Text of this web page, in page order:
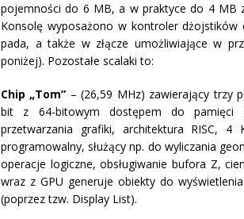
pojemności do 6 MB, a w praktyce do 4 MB
Konsolę wyposażono w kontroler dżojstików
pada, a także w złącze umożliwiające w
poniżej). Pozostałe scalaki to:
Chip „Tom” – (26,59 MHz) zawierający trzy
bit z 64-bitowym dostępem do pamięci
przetwarzania grafiki, architektura RISC,
programowalny, służący np. do wyliczania
operacje logiczne, obsługiwanie bufora Z,
wraz z GPU generuje obiekty do
(poprzez tzw. Display List).